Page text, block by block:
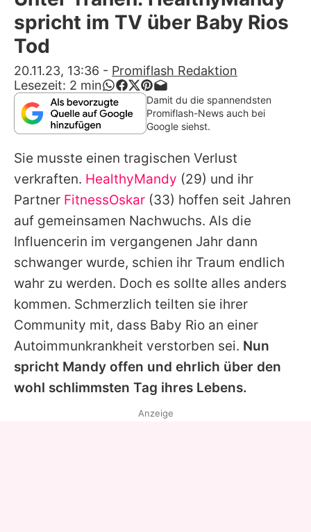
Alle Themen auf Promiflash
App runterladen
Team
Redaktionelle Richtlinien
Impressum
Datenschutzerklärung
Nutzungsbedingungen
Utiq verwalten
spricht im TV über Baby Rios
Tod
20.11.23, 13:36 - Promiflash Redaktion
Lesezeit: 2 min
Damit du die spannendsten
Promiflash-News auch bei
Google siehst.
Sie musste einen tragischen Verlust
verkraften. HealthyMandy (29) und ihr
Partner FitnessOskar (33) hoffen seit Jahren
auf gemeinsamen Nachwuchs. Als die
Influencerin im vergangenen Jahr dann
schwanger wurde, schien ihr Traum endlich
wahr zu werden. Doch es sollte alles anders
kommen. Schmerzlich teilten sie ihrer
Community mit, dass Baby Rio an einer
Autoimmunkrankheit verstorben sei. Nun
spricht Mandy offen und ehrlich über den
wohl schlimmsten Tag ihres Lebens.
Anzeige